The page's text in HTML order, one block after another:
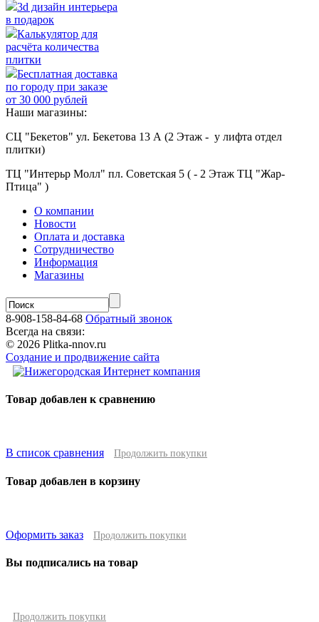
3d дизайн интерьера
в подарок
Калькулятор для
расчёта количества
плитки
Бесплатная доставка
по городу при заказе
от 30 000 рублей
Наши магазины:
СЦ "Бекетов" ул. Бекетова 13 А (2 Этаж - у лифта отдел
плитки)
ТЦ "Интерьр Молл" пл. Советская 5 ( - 2 Этаж ТЦ "Жар-
Птица" )
О компании
Новости
Оплата и доставка
Сотрудничество
Информация
Магазины
8-908-158-84-68 Обратный звонок
Всегда на связи:
© 2026 Plitka-nnov.ru
Создание и продвижение сайта
Товар добавлен к сравнению
В список сравнения Продолжить покупки
Товар добавлен в корзину
Оформить заказ Продолжить покупки
Вы подписались на товар
Продолжить покупки